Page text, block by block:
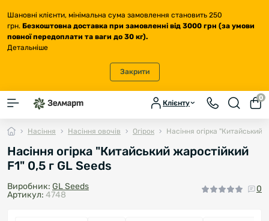
Шановні клієнти, мінімальна сума замовлення становить 250
грн. Безкоштовна доставка при замовленні від 3000 грн (за умови
повної передоплати та ваги до 30 кг).
Детальніше
Закрити
Клієнту
0
Насіння Насіння овочів Огірок Насіння огірка "Китайський
Насіння огірка "Китайський жаростійкий
F1" 0,5 г GL Seeds
Виробник: GL Seeds
Артикул: 4748
0